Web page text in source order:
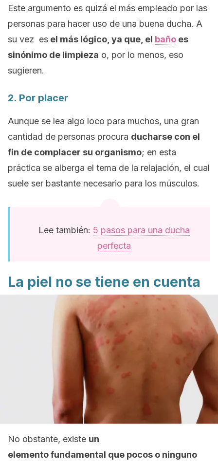
Este argumento es quizá el más empleado por las
personas para hacer uso de una buena ducha. A
su vez es el más lógico, ya que, el baño es
sinónimo de limpieza o, por lo menos, eso
sugieren.
2. Por placer
Aunque se lea algo loco para muchos, una gran
cantidad de personas procura ducharse con el
fin de complacer su organismo; en esta
práctica se alberga el tema de la relajación, el cual
suele ser bastante necesario para los músculos.
Lee también: 5 pasos para una ducha
perfecta
La piel no se tiene en cuenta
No obstante, existe un
elemento fundamental que pocos o ninguno